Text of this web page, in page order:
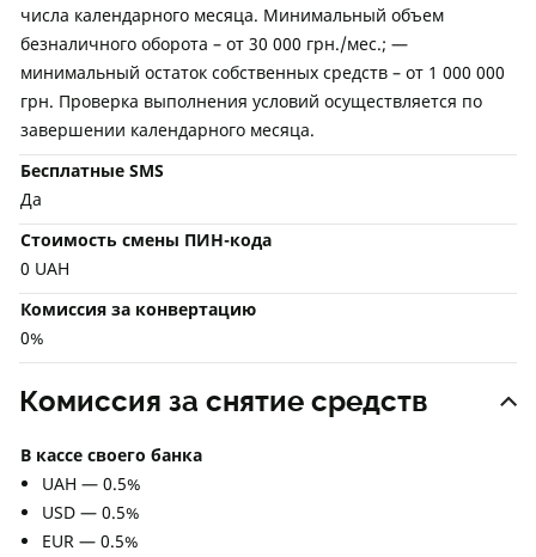
числа календарного месяца. Минимальный объем
безналичного оборота – от 30 000 грн./мес.; —
минимальный остаток собственных средств – от 1 000 000
грн. Проверка выполнения условий осуществляется по
завершении календарного месяца.
Бесплатные SMS
Да
Стоимость смены ПИН-кода
0 UAH
Комиссия за конвертацию
0%
Комиссия за снятие средств
В кассе своего банка
UAH — 0.5%
USD — 0.5%
EUR — 0.5%